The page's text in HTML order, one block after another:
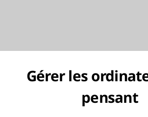
Gérer les
pensant